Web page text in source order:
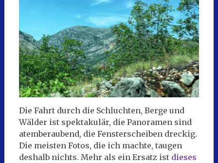
Die Fahrt durch die Schluchten, Berge und
Wälder ist spektakulär, die Panoramen sind
atemberaubend, die Fensterscheiben dreckig.
Die meisten Fotos, die ich machte, taugen
deshalb nichts. Mehr als ein Ersatz ist dieses